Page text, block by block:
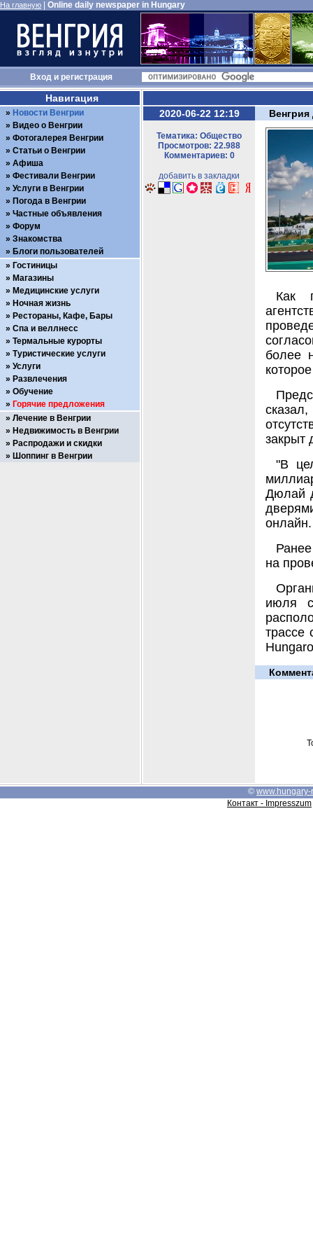
На главную Online daily newspaper in Hungary
Входи регистрация
2020-06-22 12:19
Тематика: Общество
Просмотров: 22.988
Комментариев: 0
добавить в закладки
Как
более
закрыт
"В
Дюлай
онлайн.
на
июля
трассе
Навигация
Новости Венгрии
Видео о Венгрии
Фотогалерея Венгрии
Статьи о Венгрии
Афиша
Фестивали Венгрии
Услуги в Венгрии
Погода в Венгрии
Частные объявления
Форум
Знакомства
Блоги пользователей
Гостиницы
Магазины
Медицинские услуги
Ночная жизнь
Рестораны, Кафе, Бары
Спа и веллнесс
Термальные курорты
Туристические услуги
Услуги
Развлечения
Обучение
Горячие предложения
Лечение в Венгрии
Недвижимость в Венгрии
Распродажи и скидки
Шоппинг в Венгрии
© www.hungary-
Контакт - Impresszum